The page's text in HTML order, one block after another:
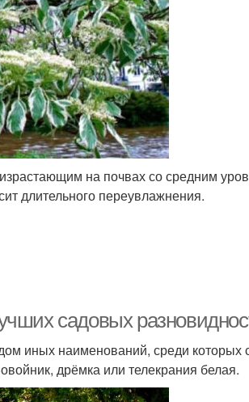
на почвах со средним
длительного переувлажнения.
садовых
иных наименований, среди которых
дрёмка или телекрания белая.